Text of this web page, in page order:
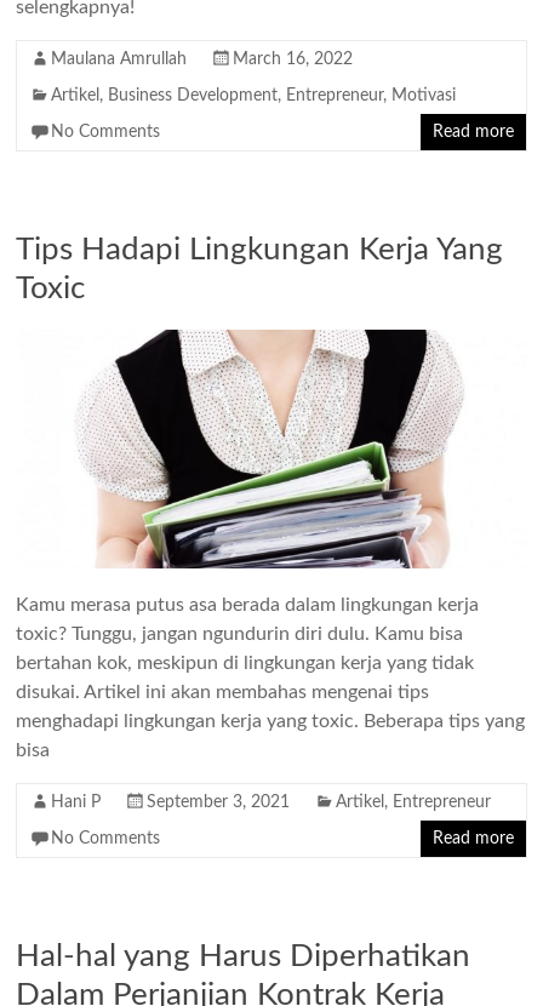
selengkapnya!
Maulana Amrullah March 16, 2022
Artikel , Business Development, Entrepreneur, Motivasi
No Comments Read more
Tips Hadapi Lingkungan Kerja Yang
Toxic
Kamu merasa putus asa berada dalam lingkungan kerja
toxic? Tunggu, jangan ngundurin diri dulu. Kamu bisa
bertahan kok, meskipun di lingkungan kerja yang tidak
disukai. Artikel ini akan membahas mengenai tips
menghadapi lingkungan kerja yang toxic. Beberapa tips yang
bisa
Hani P September 3, 2021 Artikel , Entrepreneur
No Comments Read more
Hal-hal yang Harus Diperhatikan
Dalam Perjanjian Kontrak Kerja